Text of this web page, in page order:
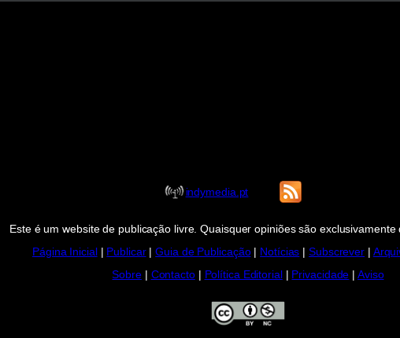
indymedia.pt
Este é um website de publicação livre. Quaisquer opiniões são exclusivamente
Página Inicial
Publicar|Guia de Publicação| Notícias |Subscrever
Sobre| Contacto| Política Editorial Privacidade |Aviso